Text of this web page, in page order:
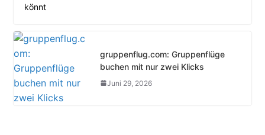
könnt
gruppenflug.com: Gruppenflüge
buchen mit nur zwei Klicks
Juni 29, 2026